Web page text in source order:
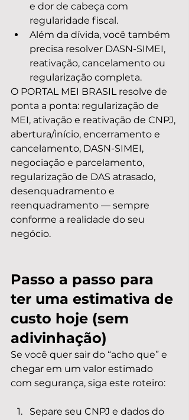
e dor de cabeça com
regularidade fiscal.
Além da dívida, você também
precisa resolver DASN-SIMEI,
reativação, cancelamento ou
regularização completa.
O PORTAL MEI BRASIL resolve de
ponta a ponta: regularização de
MEI, ativação e reativação de CNPJ,
abertura/início, encerramento e
cancelamento, DASN-SIMEI,
negociação e parcelamento,
regularização de DAS atrasado,
desenquadramento e
reenquadramento — sempre
conforme a realidade do seu
negócio.
Passo a passo para
ter uma estimativa de
custo hoje (sem
adivinhação)
Se você quer sair do “acho que” e
chegar em um valor estimado
com segurança, siga este roteiro:
Separe seu CNPJ e dados do